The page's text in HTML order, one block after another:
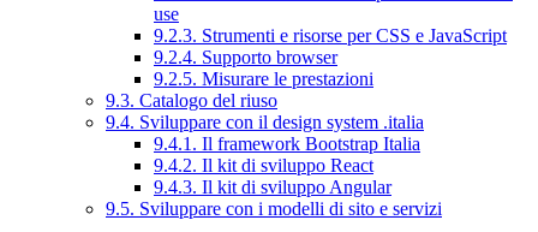
use
9.2.3. Strumenti e risorse per CSS e JavaScript
9.2.4. Supporto browser
9.2.5. Misurare le prestazioni
9.3. Catalogo del riuso
9.4. Sviluppare con il design system .italia
9.4.1. Il framework Bootstrap Italia
9.4.2. Il kit di sviluppo React
9.4.3. Il kit di sviluppo Angular
9.5. Sviluppare con i modelli di sito e servizi